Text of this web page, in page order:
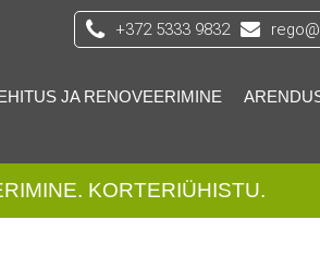
+372 5333 9832
JA RENOVEERIMINE
KORTERIÜHISTU.